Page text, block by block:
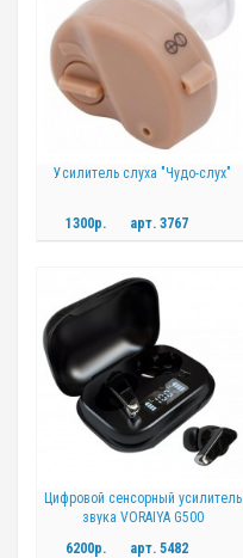
Усилитель слуха "Чудо-слух"
1300р. арт. 3767
Цифровой сенсорный усилитель
звука VORAIYA G500
6200р.
арт. 5482